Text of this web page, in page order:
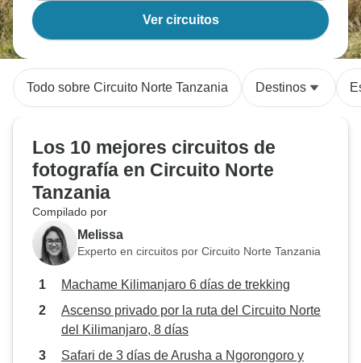
Ver circuitos
Todo sobre Circuito Norte Tanzania Destinos
Los 10 mejores circuitos de
fotografía en Circuito Norte
Tanzania
Compilado por
Melissa
Experto en circuitos por Circuito Norte Tanzania
Machame Kilimanjaro 6 días de trekking
Ascenso privado por la ruta del Circuito Norte
del Kilimanjaro, 8 días
Safari de 3 días de Arusha a Ngorongoro y